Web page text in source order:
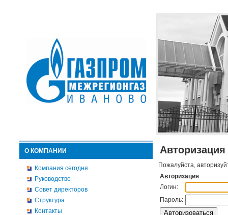
О КОМПАНИИ
Компания сегодня
Руководство
Совет директоров
Структура
Контакты
Авторизация
Пожалуйста,
Авторизация
Логин:
Пароль: